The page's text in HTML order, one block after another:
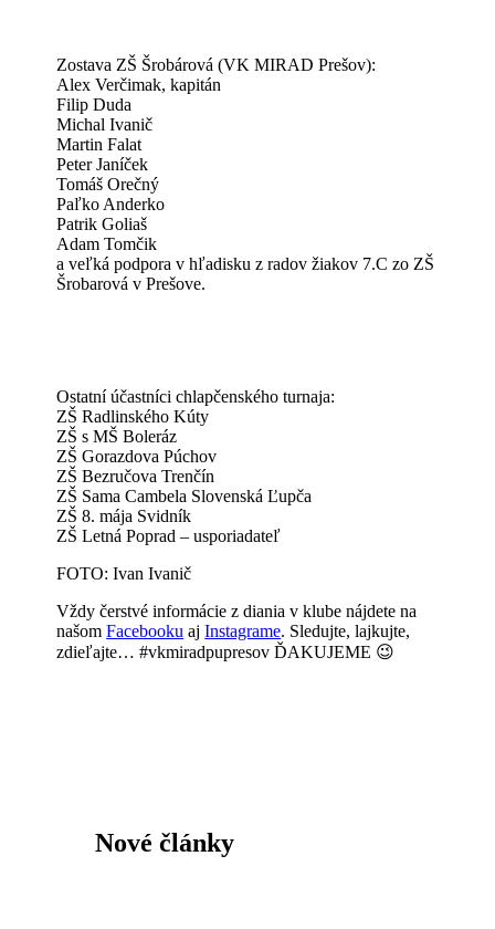
Zostava ZŠ Šrobárová (VK MIRAD Prešov):
Alex Verčimak, kapitán
Filip Duda
Michal Ivanič
Martin Falat
Peter Janíček
Tomáš Orečný
Paľko Anderko
Patrik Goliaš
Adam Tomčik
a veľká podpora v hľadisku z radov žiakov 7.C zo ZŠ
Šrobarová v Prešove.
Ostatní účastníci chlapčenského turnaja:
ZŠ Radlinského Kúty
ZŠ s MŠ Boleráz
ZŠ Gorazdova Púchov
ZŠ Bezručova Trenčín
ZŠ Sama Cambela Slovenská Ľupča
ZŠ 8. mája Svidník
ZŠ Letná Poprad – usporiadateľ
FOTO: Ivan Ivanič
Vždy čerstvé informácie z diania v klube nájdete na
našomFacebooku ajInstagrame. Sledujte, lajkujte,
zdieľajte… #vkmiradpupresov ĎAKUJEME 😉
Nové články